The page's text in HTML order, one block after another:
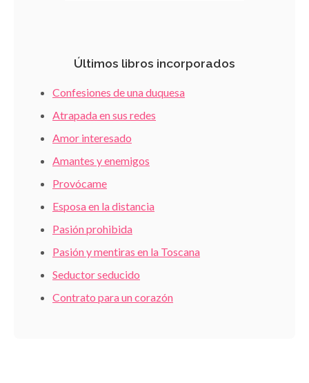
Últimos libros incorporados
Confesiones de una duquesa
Atrapada en sus redes
Amor interesado
Amantes y enemigos
Provócame
Esposa en la distancia
Pasión prohibida
Pasión y mentiras en la Toscana
Seductor seducido
Contrato para un corazón